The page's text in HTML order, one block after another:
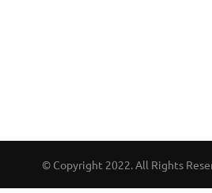
© Copyright 2022. All Rights